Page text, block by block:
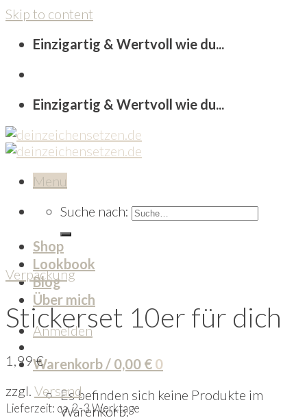
Skip to content
Einzigartig & Wertvoll wie du...
Einzigartig & Wertvoll wie du...
Menu
Suche nach:
Shop
Lookbook
Blog
Über mich
Anmelden
Warenkorb / 0,00 € 0
Es befinden sich keine Produkte im
Warenkorb.
Verpackung
Stickerset 10er für dich
1,99€
zzgl. Versand
Lieferzeit: ca. 2-3 Werktage